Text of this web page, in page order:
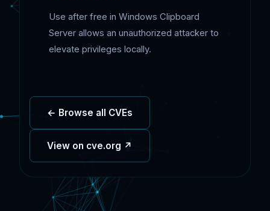
Use after free in Windows Clipboard
Server allows an unauthorized attacker to
elevate privileges locally.
← Browse all CVEs
View on cve.org ↗